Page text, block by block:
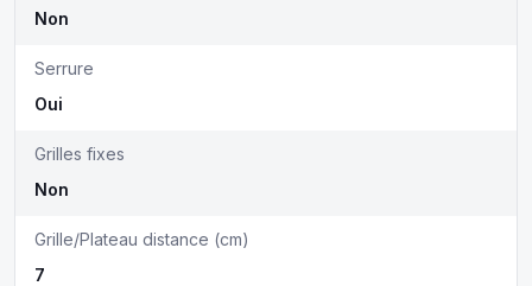
Non
Serrure
Oui
Grilles fixes
Non
Grille/Plateau distance (cm)
7